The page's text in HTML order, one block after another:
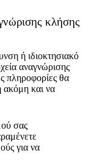
κλήσης
ή ιδιοκτησιακό
αναγνώρισης
πληροφορίες θα
ακόμη και να
σας
για να